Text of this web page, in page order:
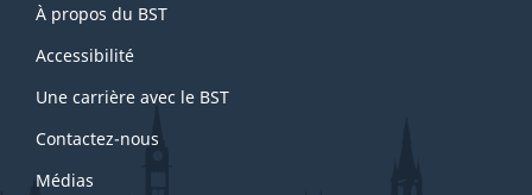
this
site
À propos du BST
Accessibilité
Une carrière avec le BST
Contactez-nous
Médias